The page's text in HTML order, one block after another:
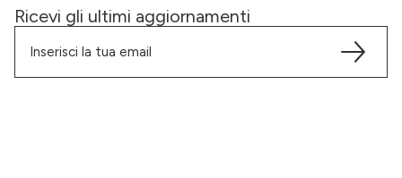
Ricevi gli ultimi aggiornamenti